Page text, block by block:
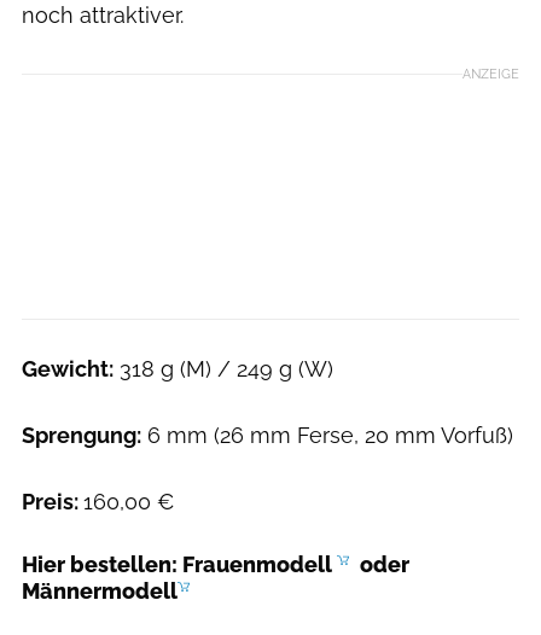
noch attraktiver.
ANZEIGE
Gewicht: 318 g (M) / 249 g (W)
Sprengung: 6 mm (26 mm Ferse, 20 mm Vorfuß)
Preis:160,00 €
Hier bestellen: Frauenmodell
oder
Männermodell